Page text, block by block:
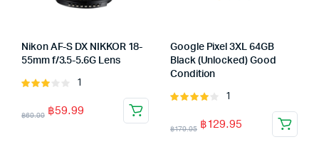
Nikon AF-S DX NIKKOR 18-
55mm f/3.5-5.6G Lens
Rated
out of
1
฿69.99 ฿59.99
Google Pixel 3XL 64GB
Black (Unlocked) Good
Condition
Rated
of 5
1
฿179.95 ฿129.95